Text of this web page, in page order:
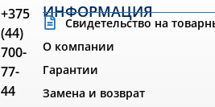
+375
(44)
700-
77-
44
ИНФОРМАЦИЯ
Свидетельство на
О компании
Гарантии
Замена и возврат